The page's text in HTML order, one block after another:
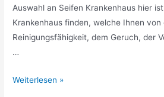
Auswahl an Seifen Krankenhaus hier
Krankenhaus finden, welche Ihnen von
Reinigungsfähigkeit, dem Geruch, der
…
Seifen
Weiterlesen »